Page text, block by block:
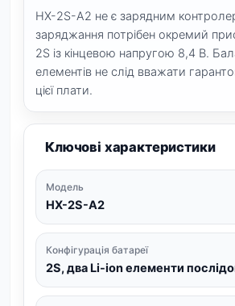
HX-2S-A2 не є зарядним
заряджання потрібен окремий
2S із кінцевою напругою 8,4 В.
елементів не слід вважати
цієї плати.
Ключові характеристики
Модель
HX-2S-A2
Конфігурація батареї
2S, два Li-ion елементи